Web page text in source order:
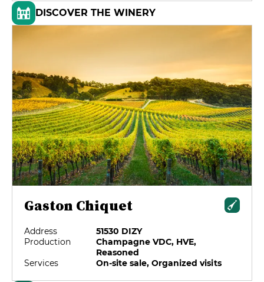
DISCOVER THE WINERY
Gaston Chiquet
Address
51530 DIZY
Production
Champagne VDC, HVE,
Reasoned
Services
On-site sale, Organized visits